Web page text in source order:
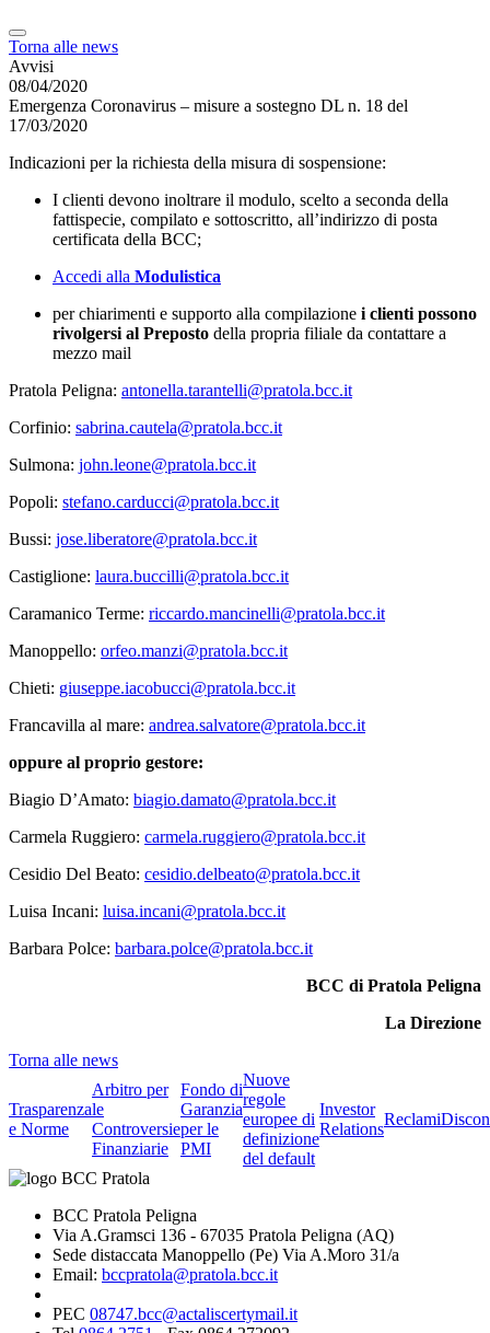
Torna alle news
Avvisi
08/04/2020
Emergenza Coronavirus – misure a sostegno DL n. 18 del
17/03/2020
Indicazioni per la richiesta della misura di sospensione:
I clienti devono inoltrare il modulo, scelto a seconda della
fattispecie, compilato e sottoscritto, all’indirizzo di posta
certificata della BCC;
Accedi alla Modulistica
per chiarimenti e supporto alla compilazione i clienti possono
rivolgersi al Preposto della propria filiale da contattare a
mezzo mail
Pratola Peligna: antonella.tarantelli@pratola.bcc.it
Corfinio: sabrina.cautela@pratola.bcc.it
Sulmona: john.leone@pratola.bcc.it
Popoli: stefano.carducci@pratola.bcc.it
Bussi: jose.liberatore@pratola.bcc.it
Castiglione: laura.buccilli@pratola.bcc.it
Caramanico Terme: riccardo.mancinelli@pratola.bcc.it
Manoppello: orfeo.manzi@pratola.bcc.it
Chieti: giuseppe.iacobucci@pratola.bcc.it
Francavilla al mare: andrea.salvatore@pratola.bcc.it
oppure al proprio gestore:
Biagio D’Amato: biagio.damato@pratola.bcc.it
Carmela Ruggiero: carmela.ruggiero@pratola.bcc.it
Cesidio Del Beato: cesidio.delbeato@pratola.bcc.it
Luisa Incani: luisa.incani@pratola.bcc.it
Barbara Polce: barbara.polce@pratola.bcc.it
BCC di Pratola Peligna
La Direzione
Torna alle news
Trasparenza
e Norme
Arbitro per
le
Controversie
Finanziarie
Fondo di
Garanzia
per le
PMI
Nuove
regole
europee di
definizione
del default
Investor
Relations
Reclami
BCC Pratola Peligna
Via A.Gramsci 136 - 67035 Pratola Peligna (AQ)
Sede distaccata Manoppello (Pe) Via A.Moro 31/a
Email: bccpratola@pratola.bcc.it
PEC 08747.bcc@actaliscertymail.it